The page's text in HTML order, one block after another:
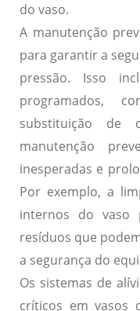
do vaso.
A manutenção
para garantir a
pressão. Isso
programados,
substituição de
manutenção
inesperadas e
Por exemplo, a
internos do vaso
resíduos que
a segurança do
Os sistemas de
críticos em vasos